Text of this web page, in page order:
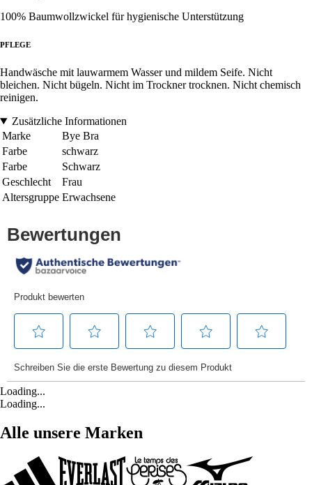
100% Baumwollzwickel für hygienische Unterstützung
PFLEGE
Handwäsche mit lauwarmem Wasser und mildem Seife. Nicht
bleichen. Nicht bügeln. Nicht im Trockner trocknen. Nicht chemisch
reinigen.
Zusätzliche Informationen
Marke
Bye Bra
Farbe
schwarz
Farbe
Schwarz
Geschlecht
Frau
Altersgruppe Erwachsene
Loading...
Loading...
Alle unsere Marken